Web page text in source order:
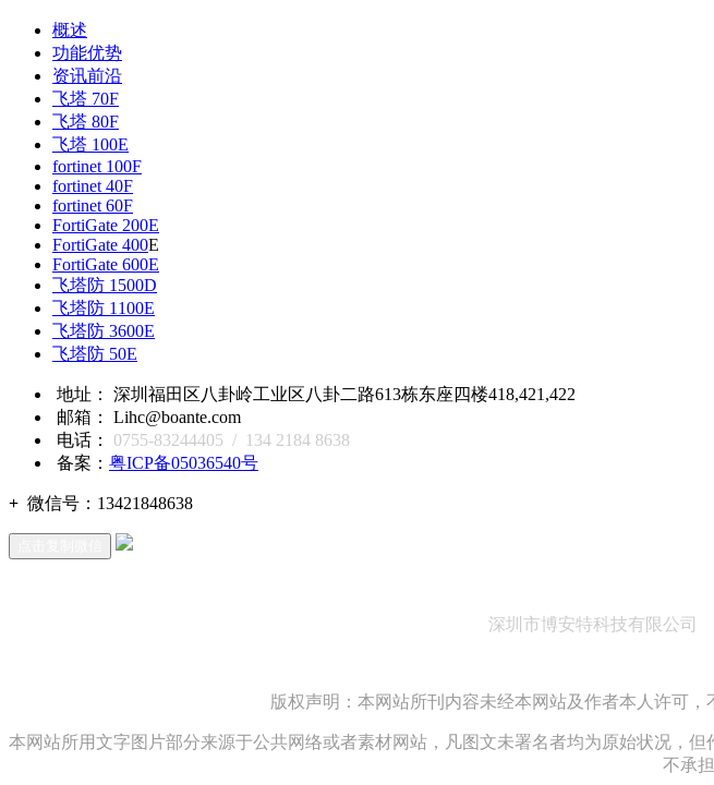
概述
功能优势
资讯前沿
飞塔 70F
飞塔 80F
飞塔 100E
fortinet 100F
fortinet 40F
fortinet 60F
FortiGate 200E
FortiGate 400E
FortiGate 600E
飞塔防 1500D
飞塔防 1100E
飞塔防 3600E
飞塔防 50E
地址： 深圳福田区八卦岭工业区八卦二路613栋东座四楼418,421,422
邮箱： Lihc@boante.com
电话： 0755-83244405 / 134 2184 8638
备案： 粤ICP备05036540号
+ 微信号： 13421848638
深圳市博安特科技有限公司
版权声明：本网站所刊内容未经本网站及作者本人许可
本网站所用文字图片部分来源于公共网络或者素材网站，凡图文未署名者均为原始状况，
不承